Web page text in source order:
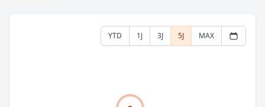
YTD 1J 3J 5J MAX